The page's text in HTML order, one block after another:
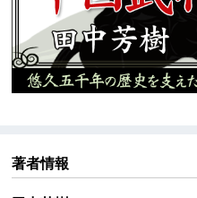
著者情報